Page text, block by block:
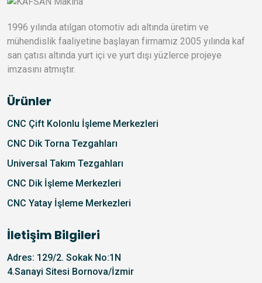
1996 yılında atılgan otomotiv adı altında üretim ve
mühendislik faaliyetine başlayan firmamız 2005 yılında kaf
san çatısı altında yurt içi ve yurt dışı yüzlerce projeye
imzasını atmıştır.
Ürünler
CNC Çift Kolonlu İşleme Merkezleri
CNC Dik Torna Tezgahları
Universal Takım Tezgahları
CNC Dik İşleme Merkezleri
CNC Yatay İşleme Merkezleri
İletişim Bilgileri
Adres: 129/2. Sokak No:1N
4.Sanayi Sitesi Bornova/İzmir